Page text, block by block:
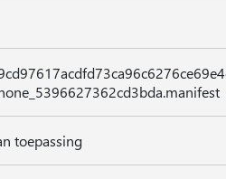
toepassing